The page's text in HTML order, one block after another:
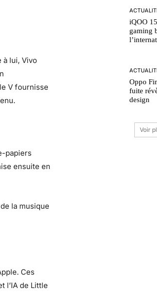
à lui, Vivo
V fournisse
papiers
ensuite en
la musique
Ces
l’IA de Little
iQOO
gaming
Oppo
fuite
design
Voir